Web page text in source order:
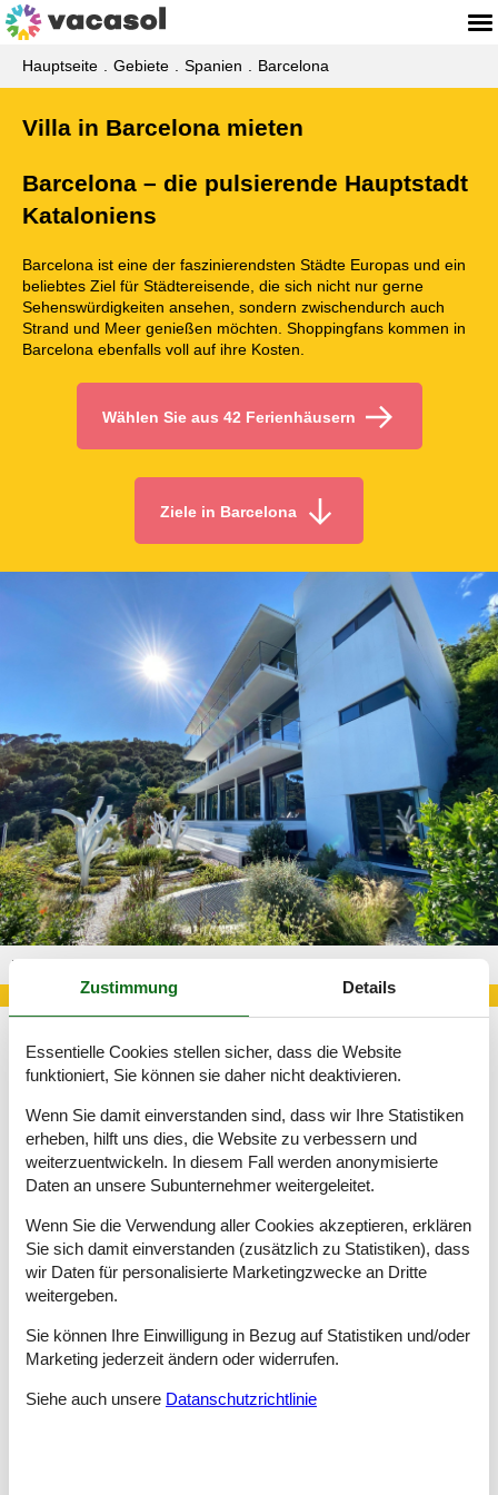
Hauptseite Gebiete Spanien Barcelona
Villa in Barcelona mieten
Barcelona – die pulsierende Hauptstadt
Kataloniens
Barcelona ist eine der faszinierendsten Städte Europas und ein
beliebtes Ziel für Städtereisende, die sich nicht nur gerne
Sehenswürdigkeiten ansehen, sondern zwischendurch auch
Strand und Meer genießen möchten. Shoppingfans kommen in
Barcelona ebenfalls voll auf ihre Kosten.
Wählen Sie aus 42 Ferienhäusern
Ziele in Barcelona
Villa Barcelona 526-2968162
Ein Aufenthalt in einer Villa in Barcelona ist für Familien mit
Kindern die beste Art von Unterkunft, da ausreichend Platz im
Allgemeinen zu mehr Harmonie beiträgt. Die Auswahl an Villen
in Barcelona ist groß und Touristen haben die Wahl zwischen
einem Haus im Stadtzentrum oder in Strandnähe.
Barcelonas Architektur wurde entscheidend vom Künstler Antoni
Sagrada Familia, die bis heute nicht komplett fertiggestellt
wurde als auch zahlreiche andere Gebäude entworfen hat.
Gerade für Familien, die Urlaub in einer Villa in Barcelona
machen, ist der 17 Hektar große Güell Park ein tolles
Ausflugsziel, das seit 1984 auf der UNESCO-Welterbeliste steht.
Der auf einem Hügel gelegene Komplex besteht aus einer
wunderschönen Parkanlage und von Gaudí geschaffenen
Bauwerken. Außerdem genießt man einen fantastischen Blick
Zustimmung Details
Essentielle Cookies stellen sicher, dass die Website
funktioniert, Sie können sie daher nicht deaktivieren.
Wenn Sie damit einverstanden sind, dass wir Ihre Statistiken
erheben, hilft uns dies, die Website zu verbessern und
weiterzuentwickeln. In diesem Fall werden anonymisierte
Daten an unsere Subunternehmer weitergeleitet.
Wenn Sie die Verwendung aller Cookies akzeptieren, erklären
Sie sich damit einverstanden (zusätzlich zu Statistiken), dass
wir Daten für personalisierte Marketingzwecke an Dritte
weitergeben.
Sie können Ihre Einwilligung in Bezug auf Statistiken und/oder
Marketing jederzeit ändern oder widerrufen.
Siehe auch unsere Datanschutzrichtlinie